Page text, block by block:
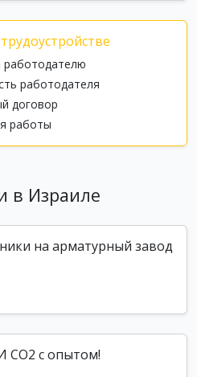
работодателю
работодателя
договор
работы
в Израиле
на арматурный завод
с опытом!